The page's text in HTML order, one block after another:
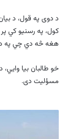
د دوی په قول، د
کول، په رسنیو کي
هغه څه دي چي په
خو طالبان بیا
مسؤلیت دی.